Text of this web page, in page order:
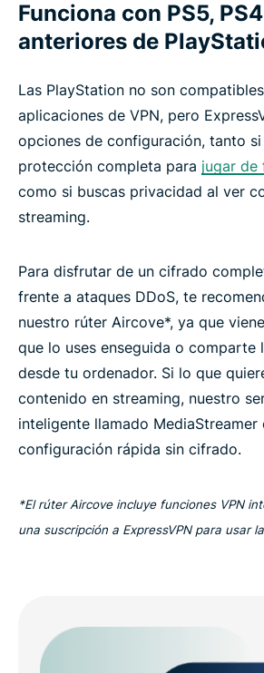
Prueba ExpressVPN para jugar
riesgos
Funciona con PS5,
anteriores de
Las PlayStation no son
aplicaciones de VPN, pero
opciones de configuración, tanto si
protección completa para jugar de
como si buscas privacidad al ver
streaming.
Para disfrutar de un cifrado
frente a ataques DDoS, te
nuestro rúter Aircove*, ya que
que lo uses enseguida o comparte
desde tu ordenador. Si lo que
contenido en streaming, nuestro
inteligente llamado MediaStreamer
configuración rápida sin cifrado.
*El rúter Aircove incluye funciones VPN
una suscripción a ExpressVPN para usar